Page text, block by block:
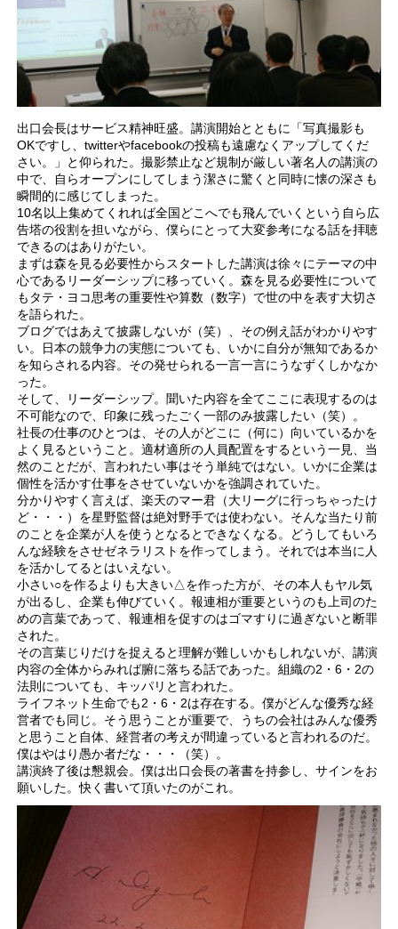
出口会長はサービス精神旺盛。講演開始とともに「写真撮影も
OKですし、twitterやfacebookの投稿も遠慮なくアップしてくだ
さい。」と仰られた。撮影禁止など規制が厳しい著名人の講演の
中で、自らオープンにしてしまう潔さに驚くと同時に懐の深さも
瞬間的に感じてしまった。
10名以上集めてくれれば全国どこへでも飛んでいくという自ら広
告塔の役割を担いながら、僕らにとって大変参考になる話を拝聴
できるのはありがたい。
まずは森を見る必要性からスタートした講演は徐々にテーマの中
心であるリーダーシップに移っていく。森を見る必要性について
もタテ・ヨコ思考の重要性や算数（数字）で世の中を表す大切さ
を語られた。
ブログではあえて披露しないが（笑）、その例え話がわかりやす
い。日本の競争力の実態についても、いかに自分が無知であるか
を知らされる内容。その発せられる一言一言にうなずくしかなか
った。
そして、リーダーシップ。聞いた内容を全てここに表現するのは
不可能なので、印象に残ったごく一部のみ披露したい（笑）。
社長の仕事のひとつは、その人がどこに（何に）向いているかを
よく見るということ。適材適所の人員配置をするという一見、当
然のことだが、言われたい事はそう単純ではない。いかに企業は
個性を活かす仕事をさせていないかを強調されていた。
分かりやすく言えば、楽天のマー君（大リーグに行っちゃったけ
ど・・・）を星野監督は絶対野手では使わない。そんな当たり前
のことを企業が人を使うとなるとできなくなる。どうしてもいろ
んな経験をさせゼネラリストを作ってしまう。それでは本当に人
を活かしてるとはいえない。
小さい○を作るよりも大きい△を作った方が、その本人もヤル気
が出るし、企業も伸びていく。報連相が重要というのも上司のた
めの言葉であって、報連相を促すのはゴマすりに過ぎないと断罪
された。
その言葉じりだけを捉えると理解が難しいかもしれないが、講演
内容の全体からみれば腑に落ちる話であった。組織の2・6・2の
法則についても、キッパリと言われた。
ライフネット生命でも2・6・2は存在する。僕がどんな優秀な経
営者でも同じ。そう思うことが重要で、うちの会社はみんな優秀
と思うこと自体、経営者の考えが間違っていると言われるのだ。
僕はやはり愚か者だな・・・（笑）。
講演終了後は懇親会。僕は出口会長の著書を持参し、サインをお
願いした。快く書いて頂いたのがこれ。